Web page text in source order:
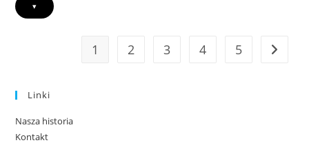
▾
1 2 3 4 5 Go to
Linki
Nasza historia
Kontakt